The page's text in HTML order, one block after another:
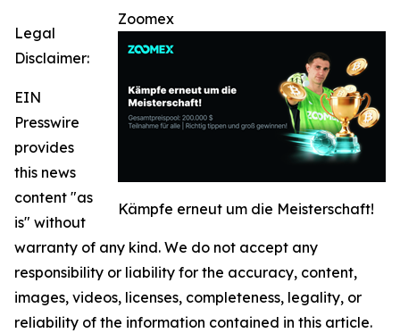
Zoomex
Kämpfe erneut um die Meisterschaft!
Legal
Disclaimer:
EIN
Presswire
provides
this news
content "as
is" without
warranty of any kind. We do not accept any
responsibility or liability for the accuracy, content,
images, videos, licenses, completeness, legality, or
reliability of the information contained in this article.